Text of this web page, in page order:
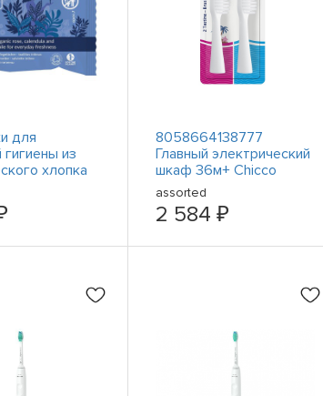
для
гигиены из
хлопка
1 упаковка
8058664138777
Главный электрический
шкаф 36м+ Chicco
assorted
2 584 ₽